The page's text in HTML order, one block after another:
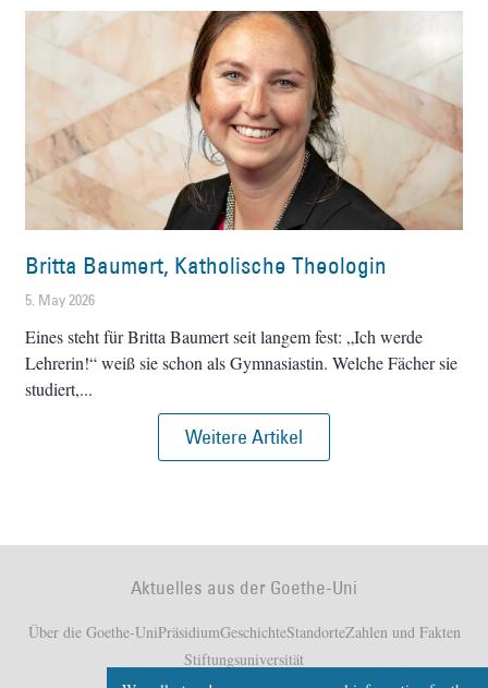
Britta Baumert, Katholische Theologin
5. May 2026
Eines steht für Britta Baumert seit langem fest: „Ich werde
Lehrerin!“ weiß sie schon als Gymnasiastin. Welche Fächer sie
studiert,
Weitere Artikel
Aktuelles aus der Goethe-Uni
Über die Goethe-UniPräsidiumGeschichteStandorteZahlen und Fakten
Stiftungsuniversität